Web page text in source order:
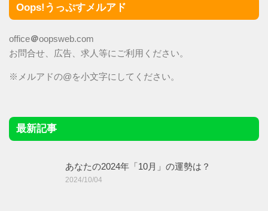
Oops!うっぷすメルアド
office＠oopsweb.com
お問合せ、広告、求人等にご利用ください。
※メルアドの@を小文字にしてください。
最新記事
あなたの2024年「10月」の運勢は？
2024/10/04